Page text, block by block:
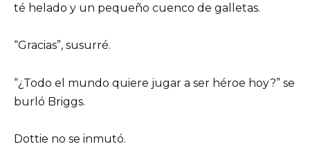
té helado y un pequeño cuenco de galletas.
“Gracias”, susurré.
“¿Todo el mundo quiere jugar a ser héroe hoy?” se
burló Briggs.
Dottie no se inmutó.